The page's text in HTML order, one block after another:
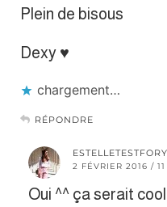
Plein de bisous
Dexy ♥
chargement…
RÉPONDRE
2 FÉVRIER 2016 /
Oui ^^ ça serait